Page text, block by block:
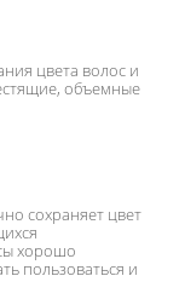
цвета волос и
объемные
сохраняет цвет
хорошо
пользоваться и